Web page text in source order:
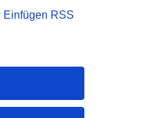
Einfügen RSS